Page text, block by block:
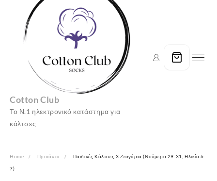
Cotton Club
Το Ν.1 ηλεκτρονικό κατάστημα για
κάλτσες
Home Προϊόντα Παιδικές Κάλτσες 3 Ζευγάρια (Νούμερο 29-31, Ηλικία 6-
7)